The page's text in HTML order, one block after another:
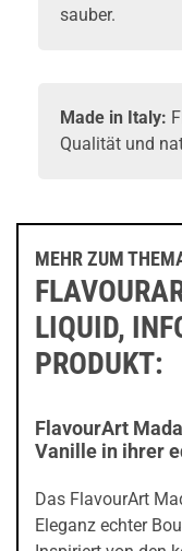
sauber.
Made in Italy:
Qualität und
MEHR ZUM
LIQUID,
PRODUKT:
FlavourArt
Vanille in ihrer
Das FlavourArt
Eleganz echter